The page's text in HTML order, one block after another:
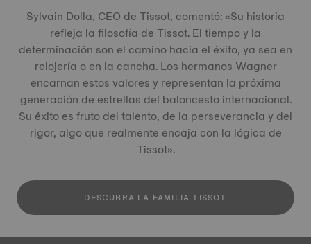
Sylvain Dolla, CEO de Tissot, comentó: «Su historia
refleja la filosofía de Tissot. El tiempo y la
determinación son el camino hacia el éxito, ya sea en
relojería o en la cancha. Los hermanos Wagner
encarnan estos valores y representan la próxima
generación de estrellas del baloncesto internacional.
Su éxito es fruto del talento, de la perseverancia y del
rigor, algo que realmente encaja con la lógica de
Tissot».
DESCUBRA LA FAMILIA TISSOT